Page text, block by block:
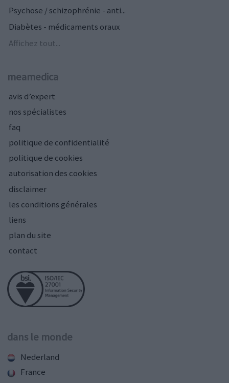
Psychose / schizophrénie - anti...
Diabètes - médicaments oraux
Affichez tout...
meamedica
avis d’expert
nos spécialistes
faq
politique de confidentialité
politique de cookies
autorisation des cookies
disclaimer
les conditions générales
liens
plan du site
contact
dans le monde
Nederland
France